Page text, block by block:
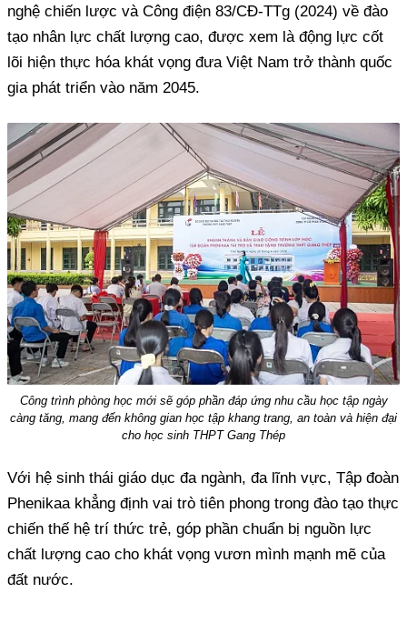
nghệ chiến lược và Công điện 83/CĐ-TTg (2024) về đào
tạo nhân lực chất lượng cao, được xem là động lực cốt
lõi hiện thực hóa khát vọng đưa Việt Nam trở thành quốc
gia phát triển vào năm 2045.
Công trình phòng học mới sẽ góp phần đáp ứng nhu cầu học tập ngày
càng tăng, mang đến không gian học tập khang trang, an toàn và hiện đại
cho học sinh THPT Gang Thép
Với hệ sinh thái giáo dục đa ngành, đa lĩnh vực, Tập đoàn
Phenikaa khẳng định vai trò tiên phong trong đào tạo thực
chiến thế hệ trí thức trẻ, góp phần chuẩn bị nguồn lực
chất lượng cao cho khát vọng vươn mình mạnh mẽ của
đất nước.